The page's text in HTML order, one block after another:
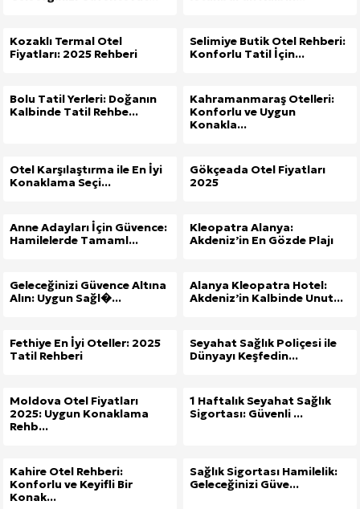
Kozaklı Termal Otel
Fiyatları: 2025 Rehberi
Selimiye Butik Otel Rehberi:
Konforlu Tatil İçin...
Bolu Tatil Yerleri: Doğanın
Kalbinde Tatil Rehbe...
Kahramanmaraş Otelleri:
Konforlu ve Uygun
Konakla...
Otel Karşılaştırma ile En İyi
Konaklama Seçi...
Gökçeada Otel Fiyatları
2025
Anne Adayları İçin Güvence:
Hamilelerde Tamaml...
Kleopatra Alanya:
Akdeniz’in En Gözde Plajı
Geleceğinizi Güvence Altına
Alın: Uygun Sağl�...
Alanya Kleopatra Hotel:
Akdeniz’in Kalbinde Unut...
Fethiye En İyi Oteller: 2025
Tatil Rehberi
Seyahat Sağlık Poliçesi ile
Dünyayı Keşfedin...
Moldova Otel Fiyatları
2025: Uygun Konaklama
Rehb...
1 Haftalık Seyahat Sağlık
Sigortası: Güvenli ...
Kahire Otel Rehberi:
Konforlu ve Keyifli Bir
Konak...
Sağlık Sigortası Hamilelik:
Geleceğinizi Güve...